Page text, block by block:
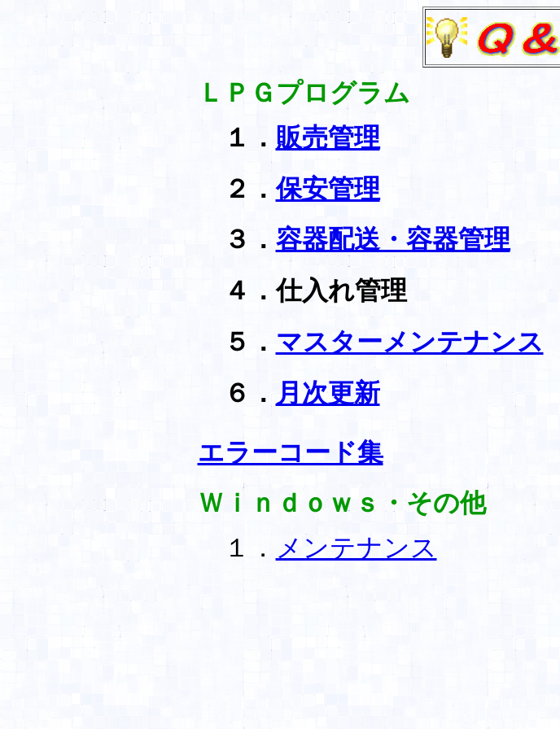
ＬＰＧプログラム
１． 販売管理
２．保安管理
３． 容器配送・容器管理
４．仕入れ管理
５． マスターメンテナンス
６． 月次更新
エラーコード集
Ｗｉｎｄｏｗｓ・その他
１． メンテナンス